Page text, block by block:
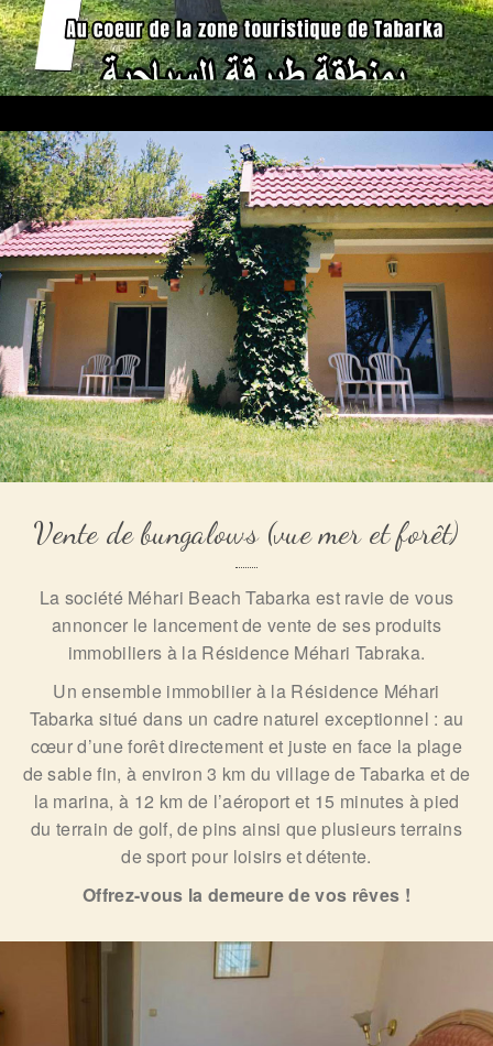
Vente de bungalows (vue mer et forêt)
La société Méhari Beach Tabarka est ravie de vous
annoncer le lancement de vente de ses produits
immobiliers à la Résidence Méhari Tabraka.
Un ensemble immobilier à la Résidence Méhari
Tabarka situé dans un cadre naturel exceptionnel : au
cœur d’une forêt directement et juste en face la plage
de sable fin, à environ 3 km du village de Tabarka et de
la marina, à 12 km de l’aéroport et 15 minutes à pied
du terrain de golf, de pins ainsi que plusieurs terrains
de sport pour loisirs et détente.
Offrez-vous la demeure de vos rêves !